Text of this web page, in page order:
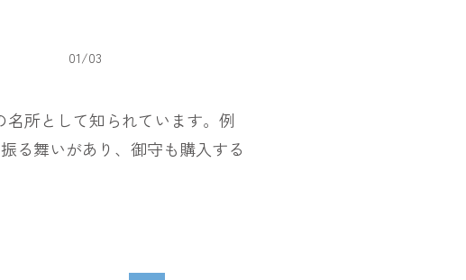
01/03
所として知られています。例
る舞いがあり、御守も購入する